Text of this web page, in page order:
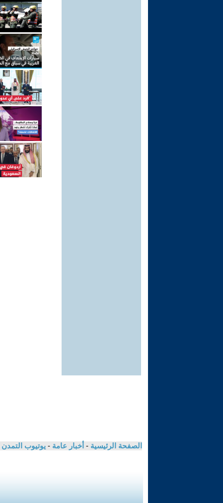
الصفحة الرئيسية - أخبار عامة - يوتيوب التمدن